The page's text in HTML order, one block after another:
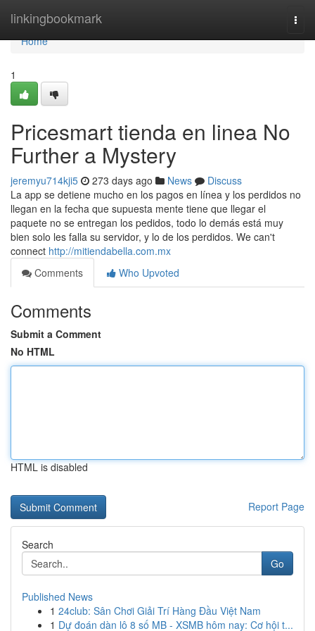
linkingbookmark
Home
Home
1
Pricesmart tienda en linea No
Further a Mystery
jeremyu714kji5 273 days ago News
Discuss
La app se detiene mucho en los pagos en línea y los perdidos no
llegan en la fecha que supuesta mente tiene que llegar el
paquete no se entregan los pedidos, todo lo demás está muy
bien solo les falla su servidor, y lo de los perdidos. We can't
connect http://mitiendabella.com.mx
Comments
Who Upvoted
Comments
Submit a Comment
No HTML
HTML is disabled
Report Page
Search
Go
Published News
1 24club: Sân Chơi Giải Trí Hàng Đầu Việt Nam
1 Dự đoán dàn lô 8 số MB - XSMB hôm nay: Cơ hội t...